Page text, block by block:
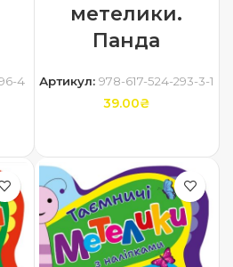
4
метелики.
Панда
Артикул: 978-617-524-293-3-1
39.00₴